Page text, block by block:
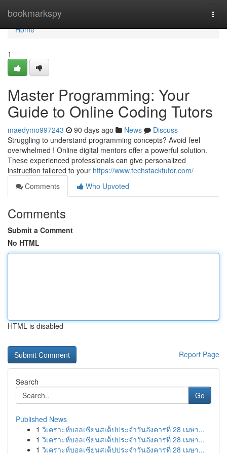
bookmarkspy
Home
Home
1
Master Programming: Your
Guide to Online Coding Tutors
maedymo997243 90 days ago News
Discuss
Struggling to understand programming concepts? Avoid feel
overwhelmed ! Online digital mentors offer a powerful solution.
These experienced professionals can give personalized
instruction tailored to your https://www.techstacktutor.com/
Comments
Who Upvoted
Comments
Submit a Comment
No HTML
HTML is disabled
Report Page
Search
Go
Published News
1 วิเคราะห์บอลเซียนสเต็ปประจำวันอังคารที่ 28 เมษา...
1 วิเคราะห์บอลเซียนสเต็ปประจำวันอังคารที่ 28 เมษา...
1 วิเคราะห์บอลเซียนสเต็ปประจำวันอังคารที่ 28 เมษา...